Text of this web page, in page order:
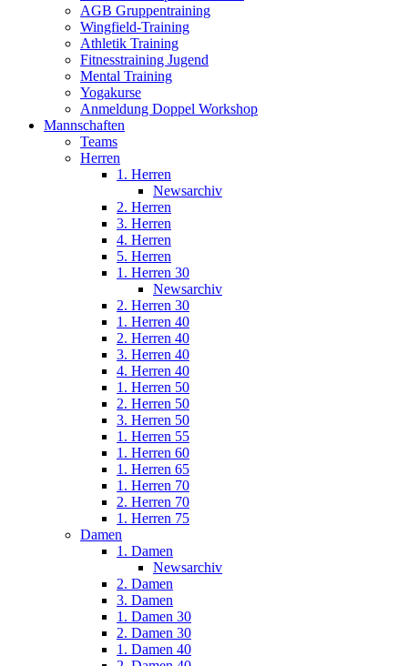
AGB Gruppentraining
Wingfield-Training
Athletik Training
Fitnesstraining Jugend
Mental Training
Yogakurse
Anmeldung Doppel Workshop
Mannschaften
Teams
Herren
1. Herren
Newsarchiv
2. Herren
3. Herren
4. Herren
5. Herren
1. Herren 30
Newsarchiv
2. Herren 30
1. Herren 40
2. Herren 40
3. Herren 40
4. Herren 40
1. Herren 50
2. Herren 50
3. Herren 50
1. Herren 55
1. Herren 60
1. Herren 65
1. Herren 70
2. Herren 70
1. Herren 75
Damen
1. Damen
Newsarchiv
2. Damen
3. Damen
1. Damen 30
2. Damen 30
1. Damen 40